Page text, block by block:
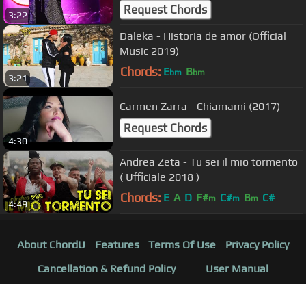
3:22 Request Chords
3:21
Daleka - Historia de amor (Official
Music 2019)
Chords: Ebm Bbm
4:30
Carmen Zarra - Chiamami (2017)
Request Chords
4:49
Andrea Zeta - Tu sei il mio tormento
( Ufficiale 2018 )
Chords: E A D F#m C#m Bm C#
About ChordU Features Terms Of Use
Privacy Policy
Cancellation & Refund Policy
User Manual